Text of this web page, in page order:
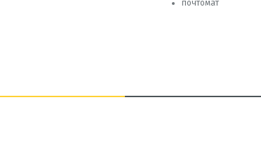
почтомат